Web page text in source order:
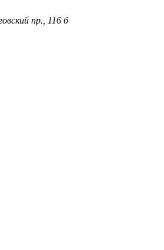
пр., 116 б